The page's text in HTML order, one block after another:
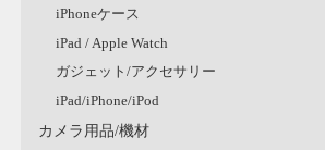
iPhoneケース
iPad / Apple Watch
ガジェット/アクセサリー
iPad/iPhone/iPod
カメラ用品/機材